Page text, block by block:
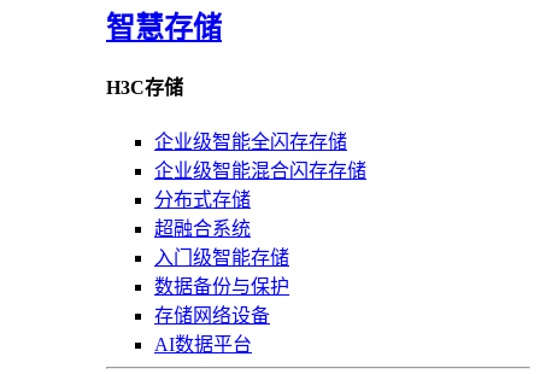
智慧存储
H3C存储
企业级智能全闪存存储
企业级智能混合闪存存储
分布式存储
超融合系统
入门级智能存储
数据备份与保护
存储网络设备
AI数据平台